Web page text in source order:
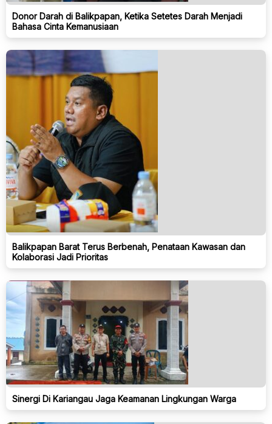
Donor Darah di Balikpapan, Ketika Setetes Darah Menjadi
Bahasa Cinta Kemanusiaan
Balikpapan Barat Terus Berbenah, Penataan Kawasan dan
Kolaborasi Jadi Prioritas
Sinergi Di Kariangau Jaga Keamanan Lingkungan Warga